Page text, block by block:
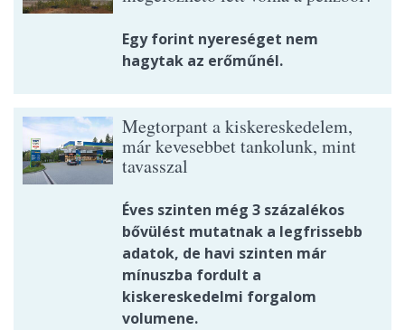
Egy forint nyereséget nem
hagytak az erőműnél.
Megtorpant a kiskereskedelem,
már kevesebbet tankolunk, mint
tavasszal
Éves szinten még 3 százalékos
bővülést mutatnak a legfrissebb
adatok, de havi szinten már
mínuszba fordult a
kiskereskedelmi forgalom
volumene.